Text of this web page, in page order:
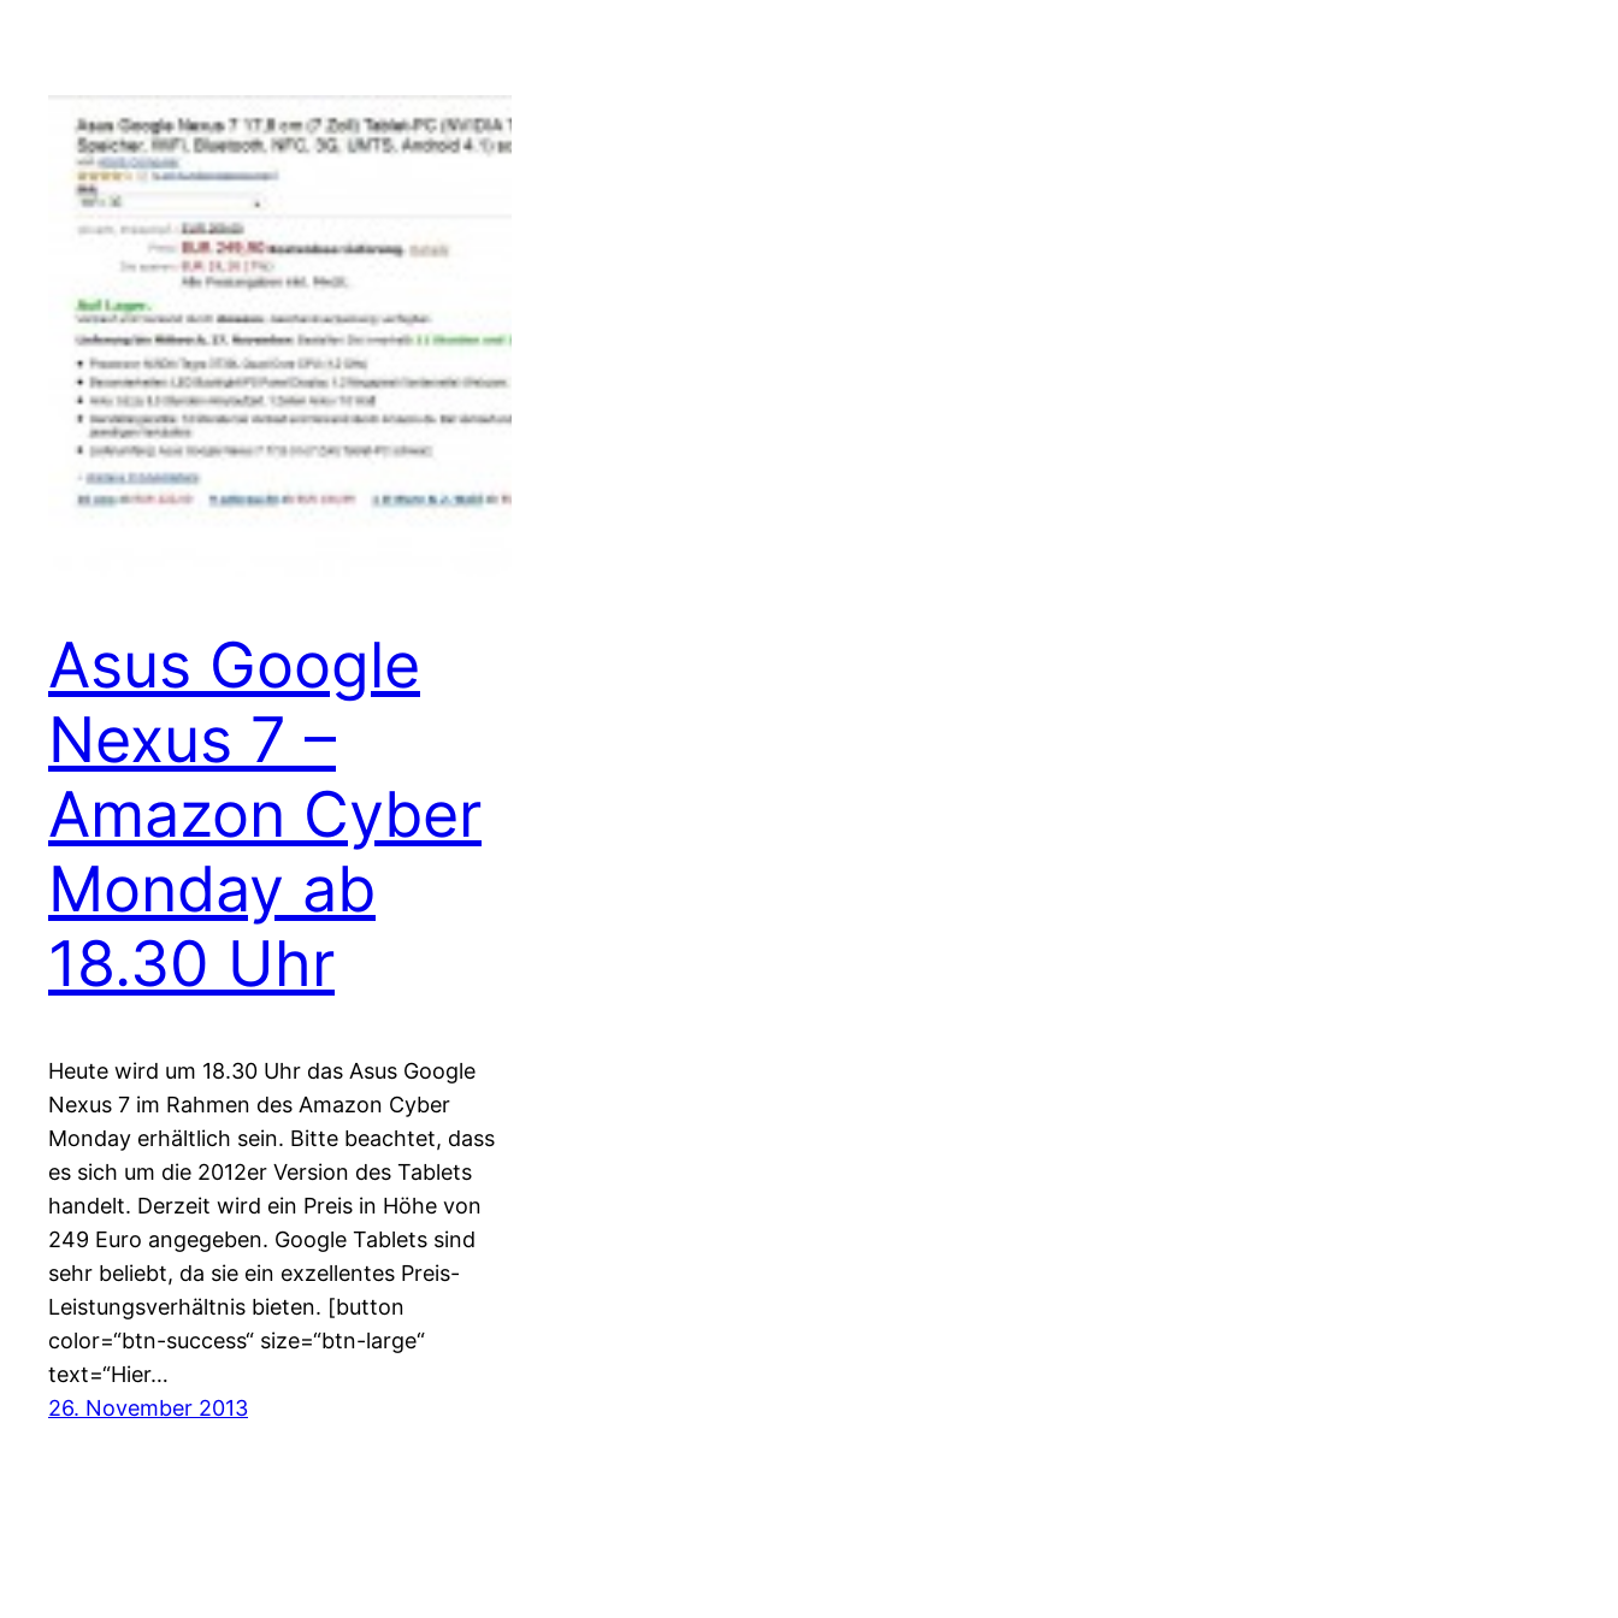
Asus Google
Nexus 7 –
Amazon Cyber
Monday ab
18.30 Uhr
Heute wird um 18.30 Uhr das Asus Google
Nexus 7 im Rahmen des Amazon Cyber
Monday erhältlich sein. Bitte beachtet, dass
es sich um die 2012er Version des Tablets
handelt. Derzeit wird ein Preis in Höhe von
249 Euro angegeben. Google Tablets sind
sehr beliebt, da sie ein exzellentes Preis-
Leistungsverhältnis bieten. [button
color=“btn-success“ size=“btn-large“
text=“Hier…
26. November 2013